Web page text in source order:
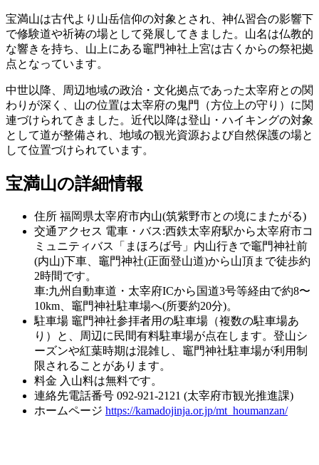
宝満山は古代より山岳信仰の対象とされ、神仏習合の影響下
で修験道や祈祷の場として発展してきました。山名は仏教的
な響きを持ち、山上にある竈門神社上宮は古くからの祭祀拠
点となっています。
中世以降、周辺地域の政治・文化拠点であった太宰府との関
わりが深く、山の位置は太宰府の鬼門（方位上の守り）に関
連づけられてきました。近代以降は登山・ハイキングの対象
として道が整備され、地域の観光資源および自然保護の場と
して位置づけられています。
宝満山の詳細情報
住所 福岡県太宰府市内山(筑紫野市との境にまたがる)
交通アクセス 電車・バス:西鉄太宰府駅から太宰府市コ
ミュニティバス「まほろば号」内山行きで竈門神社前
(内山)下車、竈門神社(正面登山道)から山頂まで徒歩約
2時間です。
車:九州自動車道・太宰府ICから国道3号等経由で約8〜
10km、竈門神社駐車場へ(所要約20分)。
駐車場 竈門神社参拝者用の駐車場（複数の駐車場あ
り）と、周辺に民間有料駐車場が点在します。登山シ
ーズンや紅葉時期は混雑し、竈門神社駐車場が利用制
限されることがあります。
料金 入山料は無料です。
連絡先電話番号 092-921-2121 (太宰府市観光推進課)
ホームページ https://kamadojinja.or.jp/mt_houmanzan/